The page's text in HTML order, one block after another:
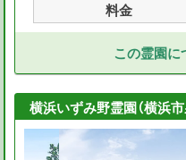
料金
この霊園に
横浜いずみ野霊園（横浜市